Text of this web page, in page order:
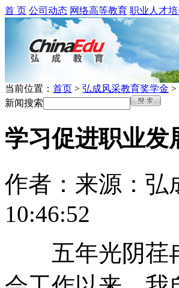
首 页 公司动态 网络高等教育 职业人才
当前位置： 首页 > 弘成风采教育奖学金 >
新闻搜索
学习促进职业发
作者： 来源：弘
10:46:52
五年光阴荏冉